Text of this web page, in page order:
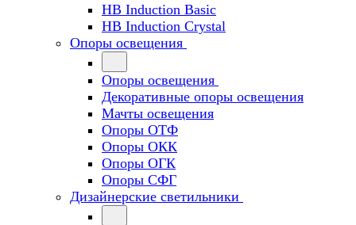
HB Induction Basic
HB Induction Crystal
Опоры освещения
Опоры освещения
Декоративные опоры освещения
Мачты освещения
Опоры ОТФ
Опоры ОКК
Опоры ОГК
Опоры СФГ
Дизайнерские светильники